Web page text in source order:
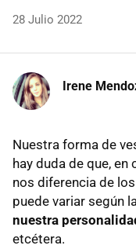
28 Julio 2022
Irene
Nuestra forma de
hay duda de que,
nos diferencia de
puede variar según
nuestra
etcétera.